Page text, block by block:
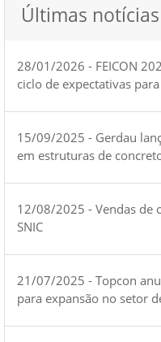
Últimas notícias
28/01/2026 - FEICON
ciclo de expectativas
15/09/2025 - Gerdau
em estruturas de
12/08/2025 - Vendas de
SNIC
21/07/2025 - Topcon
para expansão no setor